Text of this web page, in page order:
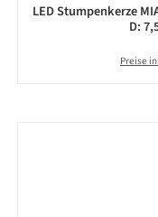
LED Stumpenkerze
D:
Preise